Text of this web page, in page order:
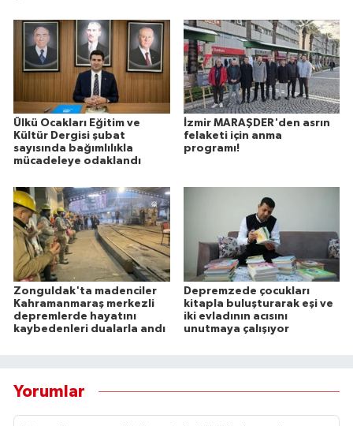
Ülkü Ocakları Eğitim ve
Kültür Dergisi şubat
sayısında bağımlılıkla
mücadeleye odaklandı
İzmir MARAŞDER'den asrın
felaketi için anma
programı!
Zonguldak'ta madenciler
Kahramanmaraş merkezli
depremlerde hayatını
kaybedenleri dualarla andı
Depremzede çocukları
kitapla buluşturarak eşi ve
iki evladının acısını
unutmaya çalışıyor
Yorumlar